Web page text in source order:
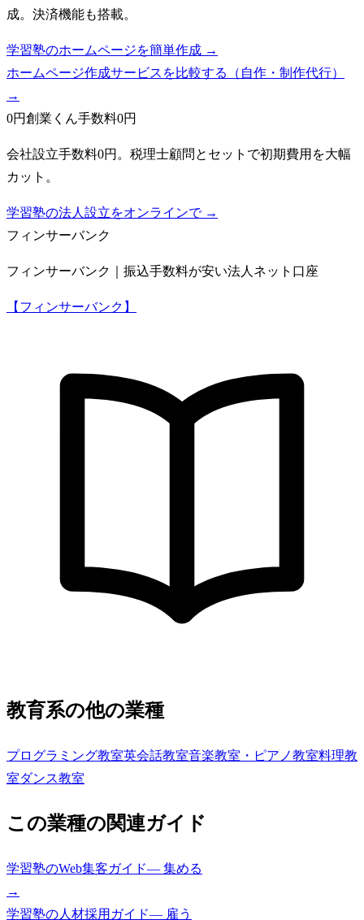
成。決済機能も搭載。
学習塾のホームページを簡単作成 →
ホームページ作成サービスを比較する（自作・制作代行）
→
0円創業くん手数料0円
会社設立手数料0円。税理士顧問とセットで初期費用を大幅
カット。
学習塾の法人設立をオンラインで →
フィンサーバンク
フィンサーバンク｜振込手数料が安い法人ネット口座
【フィンサーバンク】
教育系の他の業種
プログラミング教室英会話教室音楽教室・ピアノ教室料理教
室ダンス教室
この業種の関連ガイド
学習塾のWeb集客ガイド— 集める
→
学習塾の人材採用ガイド— 雇う